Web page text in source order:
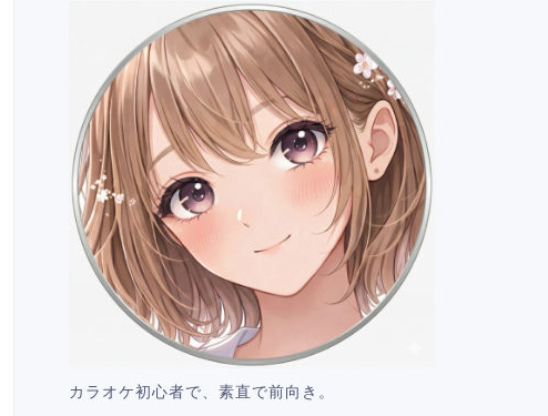
カラオケ初心者で、素直で前向き。